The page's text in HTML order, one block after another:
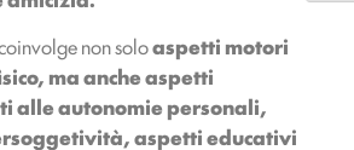
non soloaspetti motori
ma anche aspetti
alle autonomie personali,
aspetti educativi